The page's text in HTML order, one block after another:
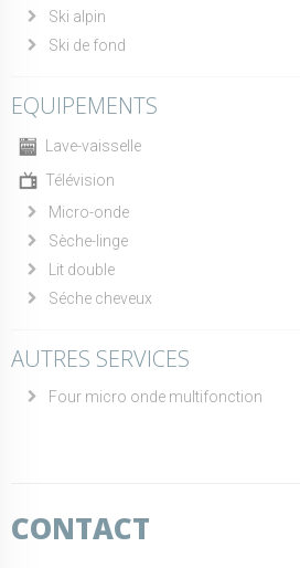
Ski alpin
Ski de fond
EQUIPEMENTS
Lave-vaisselle
Télévision
Micro-onde
Sèche-linge
Lit double
Séche cheveux
AUTRES SERVICES
Four micro onde multifonction
CONTACT